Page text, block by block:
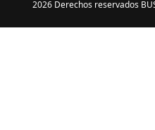
2026 Derechos reservados